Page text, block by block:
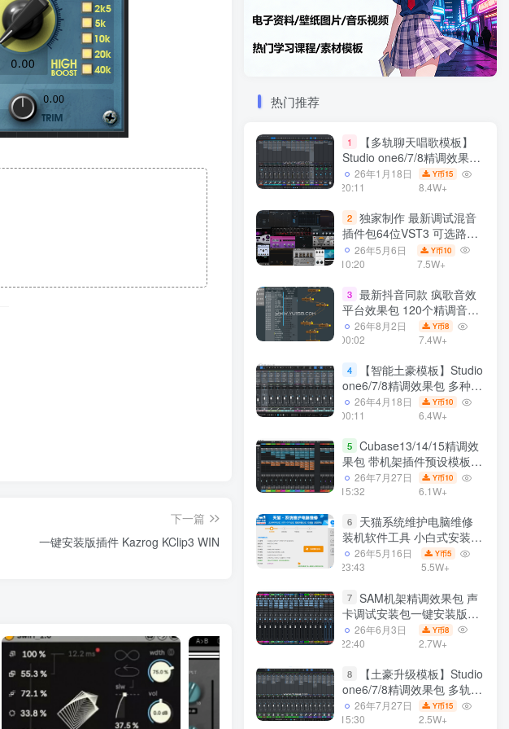
下一篇
一键安装版插件 Kazrog KClip3 WIN
热门推荐
1
【多轨聊天唱歌模板】
Studio one6/7/8精调效果包
多种效果模式 声卡调试好直
播预设模板
26年1月18日
20:11
Y币15
8.4W+
2 独家制作 最新调试混音
插件包64位VST3 可选路径
一键安装550个效果器合集
v3.0 WiN 支持定制
26年5月6日
10:20
Y币10
7.5W+
3 最新抖音同款 疯歌音效
平台效果包 120个精调音效
包+软件自带170个音效
+600个插件 带安装教程全
26年8月2日
00:02
Y币8
7.4W+
4
【智能土豪模板】Studio
one6/7/8精调效果包 多种效
果模式可选 声卡调试好预设
带插件全套文件
26年4月18日
00:11
Y币10
6.4W+
5 Cubase13/14/15精调效
果包 带机架插件预设模板
声卡调试好效果工程文件
26年7月27日
15:32
Y币10
6.1W+
6
天猫系统维护电脑维修
装机软件工具 小白式安装
完全一键安装系统 电脑系统
装机软件 一键重装系统
26年5月16日
23:43
Y币5
5.5W+
7 SAM机架精调效果包 声
卡调试安装包一键安装版模
板 带插件预设效果文件
26年6月3日
22:40
Y币8
2.7W+
8
【土豪升级模板】Studio
one6/7/8精调效果包 多轨道
效果模式可选 声卡调试好预
设模板 带插件全套文件
26年7月27日
15:30
Y币15
2.5W+